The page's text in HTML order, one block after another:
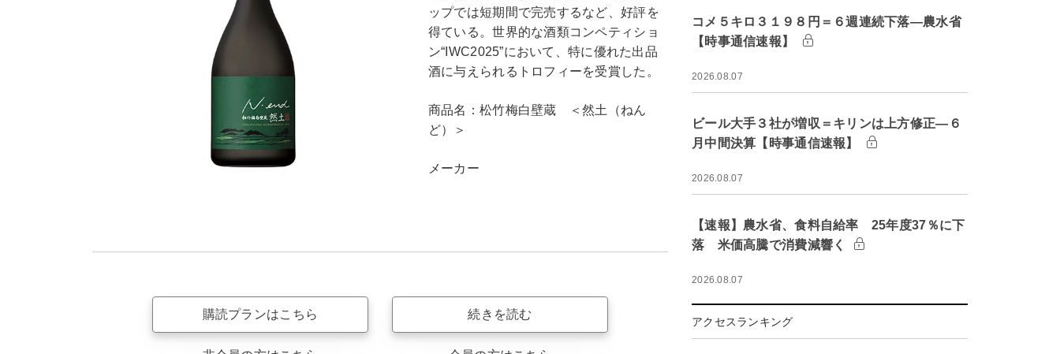
ップでは短期間で完売するなど、好評を
得ている。世界的な酒類コンペティショ
ン“IWC2025”において、特に優れた出品
酒に与えられるトロフィーを受賞した。
商品名：松竹梅白壁蔵 ＜然土（ねん
ど）＞
メーカー
購読プランはこちら 続きを読む
コメ５キロ３１９８円＝６週連続下落―農水省
【時事通信速報】
2026.08.07
ビール大手３社が増収＝キリンは上方修正―６
月中間決算【時事通信速報】
2026.08.07
【速報】農水省、食料自給率 25年度37％に下
落 米価高騰で消費減響く
2026.08.07
アクセスランキング